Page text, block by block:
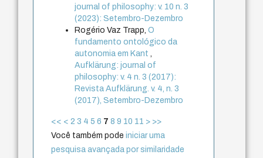
journal of philosophy: v. 10 n. 3
(2023): Setembro-Dezembro
Rogério Vaz Trapp,O
fundamento ontológico da
autonomia em Kant
Aufklärung: journal of
philosophy: v. 4 n. 3 (2017):
Revista Aufklärung. v. 4, n. 3
(2017), Setembro-Dezembro
<< < 2 3 4 5 6 7 8 9 10 11 > >>
Você também podeiniciar uma
pesquisa avançada por similaridade